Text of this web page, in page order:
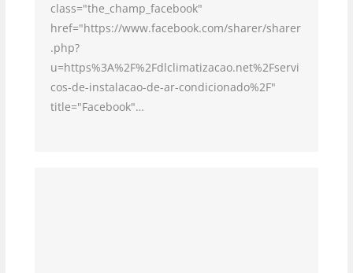
class="the_champ_facebook"
href="https://www.facebook.com/sharer/sharer
.php?
u=https%3A%2F%2Fdlclimatizacao.net%2Fservi
cos-de-instalacao-de-ar-condicionado%2F"
title="Facebook"…